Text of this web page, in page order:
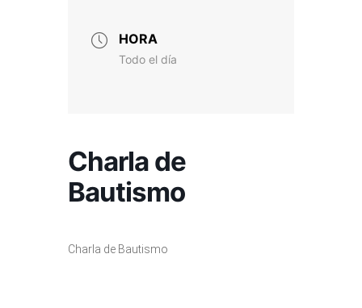
HORA
Todo el día
Charla de
Bautismo
Charla de Bautismo